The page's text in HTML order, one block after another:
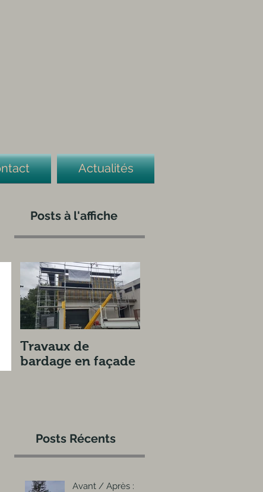
Actualités
Posts à l'affiche
Travaux de
bardage en façade
Posts Récents
Avant / Après :